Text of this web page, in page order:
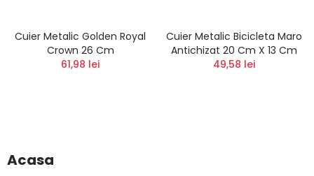
Cuier Metalic Golden Royal
Crown 26 Cm
61,98 lei
Cuier Metalic Bicicleta Maro
Antichizat 20 Cm X 13 Cm
49,58 lei
Acasa